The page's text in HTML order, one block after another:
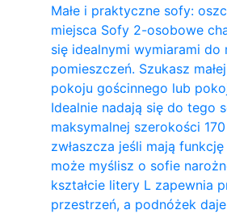
Małe i praktyczne sofy:
miejsca Sofy 2-osobowe
się idealnymi wymiarami do
pomieszczeń. Szukasz
pokoju gościnnego lub
Idealnie nadają się do tego
maksymalnej szerokości
zwłaszcza jeśli mają
może myślisz o sofie
kształcie litery L zapewnia
przestrzeń, a podnóżek